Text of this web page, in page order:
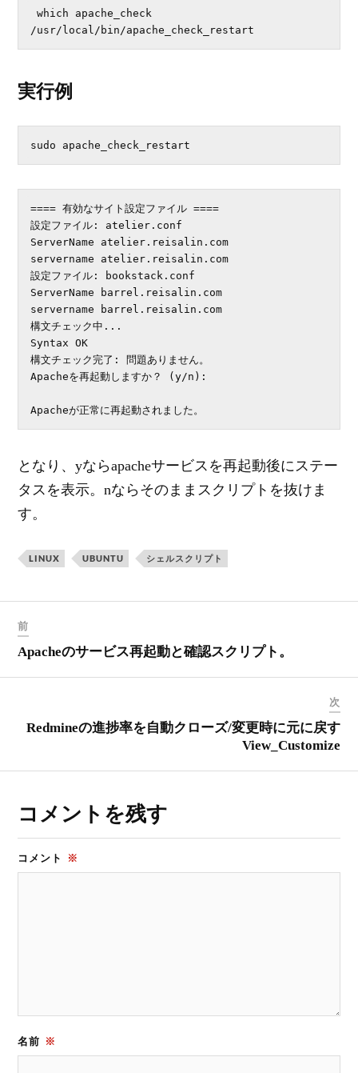
which apache_check
/usr/local/bin/apache_check_restart
実行例
sudo apache_check_restart
==== 有効なサイト設定ファイル ====
設定ファイル: atelier.conf
ServerName atelier.reisalin.com
servername atelier.reisalin.com
設定ファイル: bookstack.conf
ServerName barrel.reisalin.com
servername barrel.reisalin.com
構文チェック中...
Syntax OK
構文チェック完了: 問題ありません。
Apacheを再起動しますか？ (y/n):
Apacheが正常に再起動されました。
となり、yならapacheサービスを再起動後にステー
タスを表示。nならそのままスクリプトを抜けま
す。
LINUX UBUNTU シェルスクリプト
前
Apacheのサービス再起動と確認スクリプト。
次
Redmineの進捗率を自動クローズ/変更時に元に戻す
View_Customize
コメントを残す
コメント ※
名前 ※